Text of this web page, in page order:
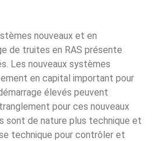
nouveaux et en
de truites en RAS présente
Les nouveaux systèmes
en capital important pour
élevés peuvent
pour ces nouveaux
sont de nature plus technique et
technique pour contrôler et